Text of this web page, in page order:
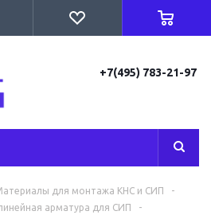
+7(495) 783-21-97
для монтажа КНС и СИП
-
арматура для СИП
-